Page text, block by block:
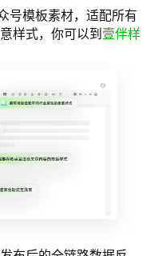
号模板素材，适配所有
样式，你可以到 壹伴样